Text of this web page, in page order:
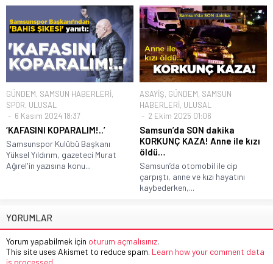
GÜNDEM, SAMSUN HABERLERİ,
SPOR, ULUSAL
6 Kasım 2024 18:37
‘KAFASINI KOPARALIM!..’
Samsunspor Kulübü Başkanı
Yüksel Yıldırım, gazeteci Murat
Ağırel'in yazısına konu...
ASAYİŞ, GÜNDEM, SAMSUN
HABERLERİ, ULUSAL
2 Ekim 2025 01:06
Samsun’da SON dakika
KORKUNÇ KAZA! Anne ile kızı
öldü…
Samsun’da otomobil ile cip
çarpıştı, anne ve kızı hayatını
kaybederken,...
YORUMLAR
Yorum yapabilmek için oturum açmalısınız.
This site uses Akismet to reduce spam. Learn how your comment data
is processed.